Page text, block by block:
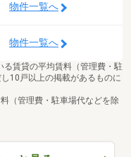
物件一覧へ
物件一覧へ
賃貸の平均賃料（管理費・駐
10戸以上の掲載があるものに
（管理費・駐車場代などを除